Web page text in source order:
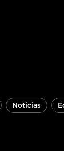
Noticias